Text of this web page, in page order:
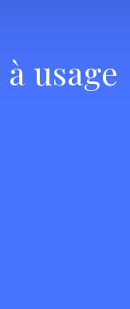
usage